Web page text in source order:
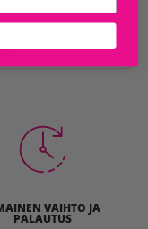
VAIHTO JA
PALAUTUS